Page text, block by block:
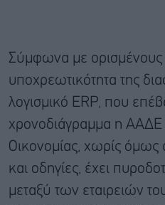
Σύμφωνα με ορισμένους
υποχρεωτικότητα της
λογισμικό ERP, που
χρονοδιάγραμμα η ΑΑΔΕ
Οικονομίας, χωρίς όμως
και οδηγίες, έχει
μεταξύ των εταιρειών